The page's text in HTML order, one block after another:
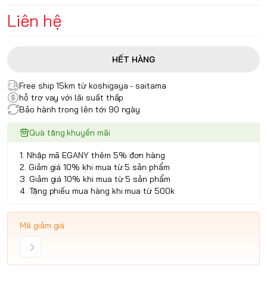
Liên hệ
HẾT HÀNG
Free ship 15km từ koshigaya - saitama
hỗ trợ vay với lãi suất thấp
Bảo hành trong lên tới 90 ngày
Quà tặng khuyến mãi
1. Nhập mã EGANY thêm 5% đơn hàng
2. Giảm giá 10% khi mua từ 5 sản phẩm
3. Giảm giá 10% khi mua từ 5 sản phẩm
4. Tặng phiếu mua hàng khi mua từ 500k
Mã giảm giá